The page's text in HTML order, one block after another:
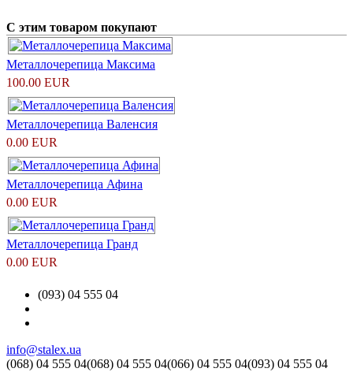
С этим товаром покупают
Металлочерепица Максима
100.00 EUR
Металлочерепица Валенсия
0.00 EUR
Металлочерепица Афина
0.00 EUR
Металлочерепица Гранд
0.00 EUR
(093) 04 555 04
info@stalex.ua
(068) 04 555 04(068) 04 555 04(066) 04 555 04(093) 04 555 04